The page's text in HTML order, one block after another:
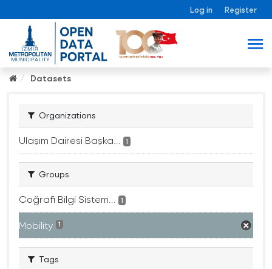
Log in Register
Datasets
Organizations
Ulaşım Dairesi Başka... 1
Groups
Coğrafi Bilgi Sistem... 1
Mobility 1
Tags